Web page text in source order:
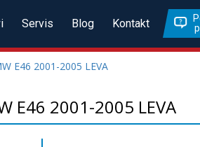
Servis Blog Kontakt
E46 2001-2005 LEVA
E46 2001-2005 LEVA